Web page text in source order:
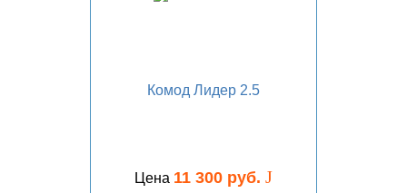
Комод Лидер 2.5
Цена 11 300 руб. J